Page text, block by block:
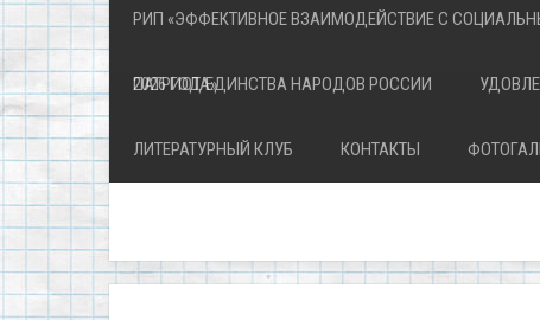
РИП «ЭФФЕКТИВНОЕ ВЗАИМОДЕЙСТВИЕ С
ПАТРИОТА»
2026 ГОД ЕДИНСТВА НАРОДОВ РОССИИ
ЛИТЕРАТУРНЫЙ КЛУБ КОНТАКТЫ